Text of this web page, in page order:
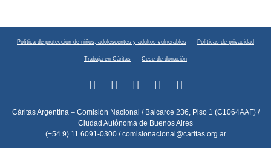
Política de protección de niños, adolescentes y adultos vulnerables Políticas de privacidad
Trabaja en Cáritas Cese de donación
Cáritas Argentina – Comisión Nacional / Balcarce 236, Piso 1 (C1064AAF) /
Ciudad Autónoma de Buenos Aires
(+54 9) 11 6091-0300 /comisionacional@caritas.org.ar